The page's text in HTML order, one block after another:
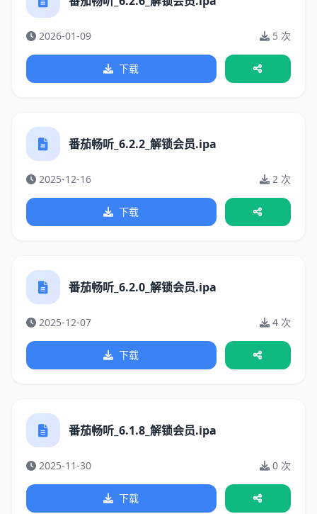
2026-01-09 5 次
下载
番茄畅听_6.2.2_解锁会员.ipa
2025-12-16 2 次
下载
番茄畅听_6.2.0_解锁会员.ipa
2025-12-07 4 次
下载
番茄畅听_6.1.8_解锁会员.ipa
2025-11-30 0 次
下载